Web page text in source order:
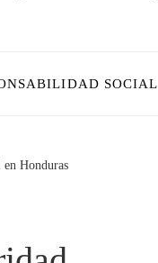
SOCIAL
Honduras